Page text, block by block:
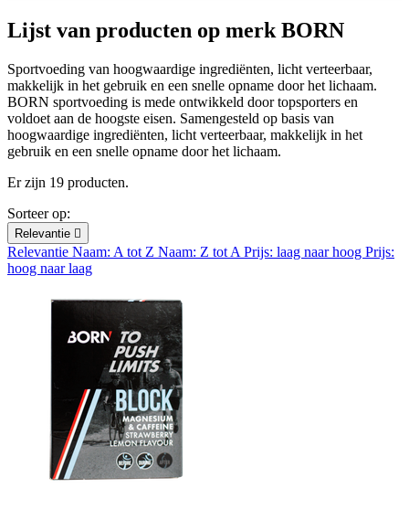
Lijst van producten op merk BORN
Sportvoeding van hoogwaardige ingrediënten, licht verteerbaar,
makkelijk in het gebruik en een snelle opname door het lichaam.
BORN sportvoeding is mede ontwikkeld door topsporters en
voldoet aan de hoogste eisen. Samengesteld op basis van
hoogwaardige ingrediënten, licht verteerbaar, makkelijk in het
gebruik en een snelle opname door het lichaam.
Er zijn 19 producten.
Sorteer op:
Relevantie 
Relevantie Naam: A tot Z Naam: Z tot A Prijs: laag naar hoog Prijs:
hoog naar laag